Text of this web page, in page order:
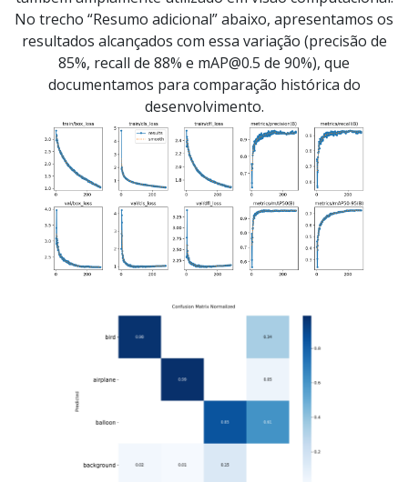
No trecho “Resumo adicional” abaixo, apresentamos os
resultados alcançados com essa variação (precisão de
85%, recall de 88% e mAP@0.5 de 90%), que
documentamos para comparação histórica do
desenvolvimento.